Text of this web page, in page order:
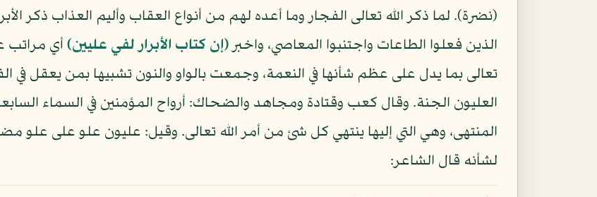
(نضرة). لما ذكر الله تعالى الفجار وما أعده لهم من أنواع العقاب وأليم العذاب ذكر
الذين فعلوا الطاعات واجتنبوا المعاصي، واخبر(إن كتاب الأبرار لفي عليين) أي مراتب
تعالى بما يدل على عظم شأنها في النعمة، وجمعت بالواو والنون تشبيها بمن يعقل
العليون الجنة. وقال كعب وقتادة ومجاهد والضحاك: أرواح المؤمنين في السماء
المنتهى، وهي التي إليها ينتهي كل شئ من أمر الله تعالى. وقيل: عليون علو على علو
لشأنه قال الشاعر: